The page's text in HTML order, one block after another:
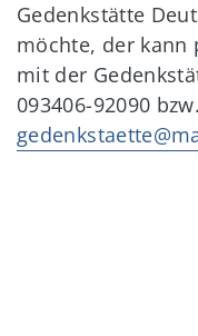
Gedenkstätte
möchte, der kann
mit der
093406-92090 bzw.